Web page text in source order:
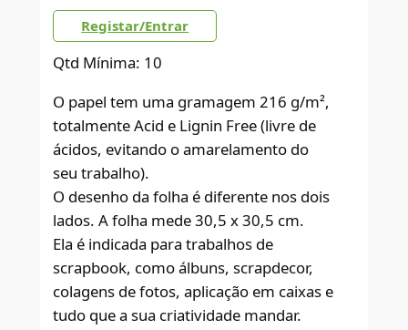
Registar/Entrar
Qtd Mínima: 10
O papel tem uma gramagem 216 g/m²,
totalmente Acid e Lignin Free (livre de
ácidos, evitando o amarelamento do
seu trabalho).
O desenho da folha é diferente nos dois
lados. A folha mede 30,5 x 30,5 cm.
Ela é indicada para trabalhos de
scrapbook, como álbuns, scrapdecor,
colagens de fotos, aplicação em caixas e
tudo que a sua criatividade mandar.